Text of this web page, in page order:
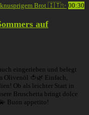
00:30
auf
eingerieben und belegt
Olivenöl 🍅🌿 Einfach,
Ob als leichter Start in
Bruschetta bringt dolce
Buon appetito!